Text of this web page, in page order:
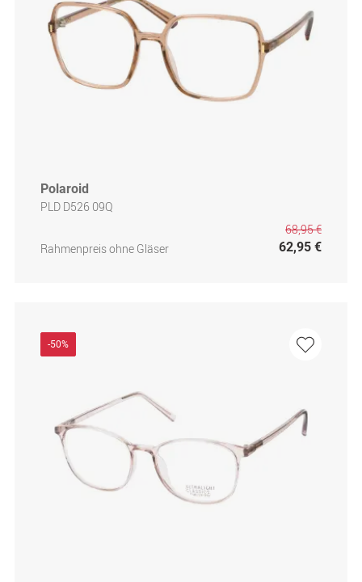
Polaroid
PLD D526 09Q
Rahmenpreis ohne Gläser
68,95 €
62,95 €
-50%